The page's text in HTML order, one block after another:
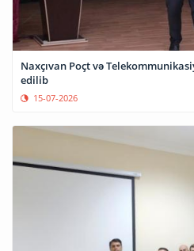
Naxçıvan Poçt və
edilib
15-07-2026